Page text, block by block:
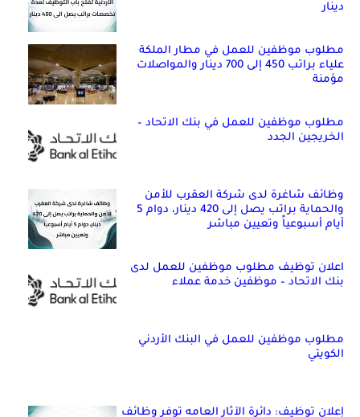
دينار
مطلوب موظفين للعمل في مطار الملكة
علياء براتب 450 إلى 700 دينار والمواصلات
مؤمنة
مطلوب موظفين للعمل في بنك الاتحاد –
الخريجين الجدد
وظائف شاغرة لدى شركة العقرب للأمن
والحماية براتب يصل إلى 420 دينار، دوام 5
أيام أسبوعياً وتعيين مباشر
اعلان توظيف مطلوب موظفين للعمل لدى
بنك الاتحاد – موظفين خدمة عملاء
مطلوب موظفين للعمل في البنك الأردني
الكويتي
إعلان توظيف: دائرة الآثار العامه توفر وظائف